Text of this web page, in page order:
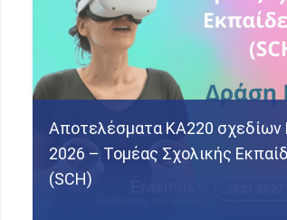
Αποτελέσματα KA220 σχεδίων
2026 – Τομέας Σχολικής
(SCH)